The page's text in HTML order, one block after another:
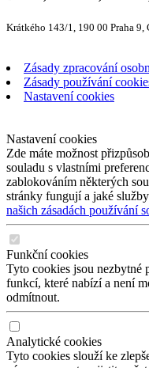
Krátkého 143/1, 190 00 Praha 9,
Zásady zpracování
Zásady používání
Nastavení cookies
Nastavení cookies
Zde máte možnost
souladu s vlastními
zablokováním některých
stránky fungují a jaké
našich zásadách používání
Funkční cookies
Tyto cookies jsou nezbytné
funkcí, které nabízí a není
odmítnout.
Analytické cookies
Tyto cookies slouží ke